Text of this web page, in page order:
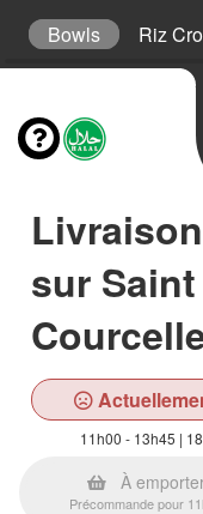
Bowls Riz
sur
11h00 - 13h45 |
À
Précommande pour